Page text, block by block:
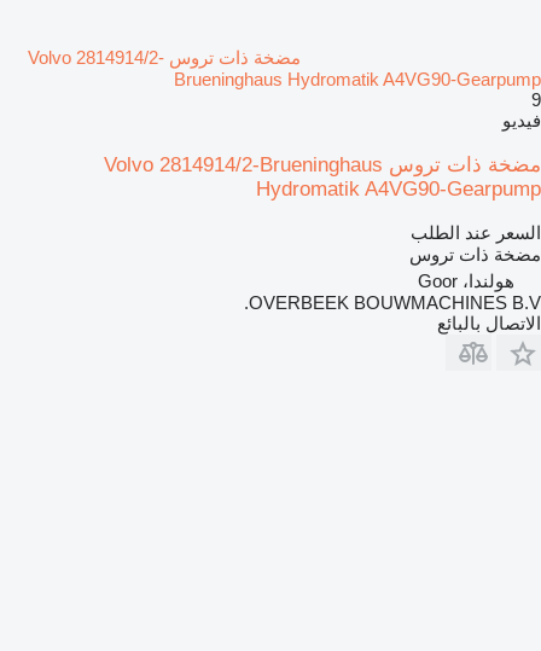
مضخة ذات تروس Volvo 2814914/2-
Brueninghaus Hydromatik A4VG90-Gearpump
9
فيديو
مضخة ذات تروس Volvo 2814914/2-Brueninghaus
Hydromatik A4VG90-Gearpump
السعر عند الطلب
مضخة ذات تروس
هولندا، Goor
OVERBEEK BOUWMACHINES B.V.
الاتصال بالبائع